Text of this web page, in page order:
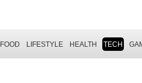
FOOD LIFESTYLE HEALTH TECH